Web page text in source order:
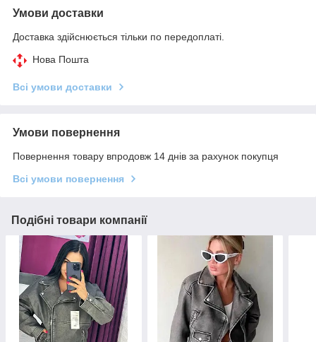
Умови доставки
Доставка здійснюється тільки по передоплаті.
Нова Пошта
Всі умови доставки
Умови повернення
Повернення товару впродовж 14 днів за рахунок покупця
Всі умови повернення
Подібні товари компанії